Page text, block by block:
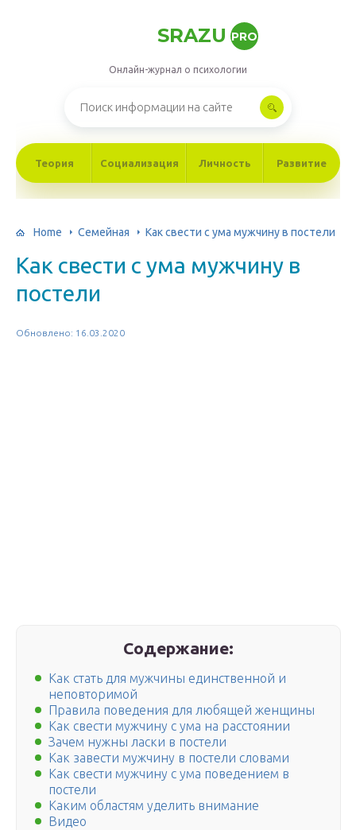
SRAZU PRO
Онлайн-журнал о психологии
Теория Социализация Личность Развитие
Home Семейная Как свести с ума мужчину в постели
Как свести с ума мужчину в
постели
Обновлено: 16.03.2020
Содержание:
Как стать для мужчины единственной и
неповторимой
Правила поведения для любящей женщины
Как свести мужчину с ума на расстоянии
Зачем нужны ласки в постели
Как завести мужчину в постели словами
Как свести мужчину с ума поведением в
постели
Каким областям уделить внимание
Видео